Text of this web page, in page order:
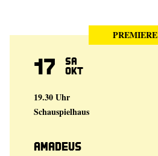
PREMIERE
17 Sa
Okt
19.30 Uhr
Schauspielhaus
Amadeus